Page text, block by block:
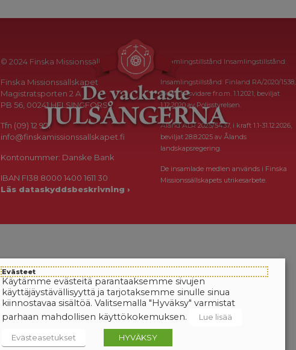
© 2024 Finska Missionssällskapet
Finska Missionssällskapet
Magistratsporten 2 A
PB 56, 00241 HELSINGFORS
Tfn (09) 12 971
info@finskamissionssallskapet.fi
Kontonummer: Danske Bank
IBAN FI38 8000 1400 1611 30
Läs dataskyddsbeskrivning ›
Insamlingstillstånd Insamlingstillstånd:
Insamlingstillstånd: Finland RA/2020/1538,
i kraft tillsvidare fr.o.m. 1.1.2021, beviljat
1.12.2020 av Polisstyrelsen.
Åland ÅLR 2025/5437, i kraft 1.1-31.12.2026,
beviljat 28.8.2025 av Ålands
landskapsregering.
De insamlade medlen används i Finska
Missionssällskapets utrikesarbete.
Evästeet
Käytämme evästeitä parantaaksemme sivujen
käyttäjäystävällisyyttä ja tarjotaksemme sinulle sinua
kiinnostavaa sisältöä. Valitsemalla "Hyväksy" varmistat
parhaan mahdollisen käyttökokemuksen.
Lue lisää
Evästeasetukset HYVÄKSY